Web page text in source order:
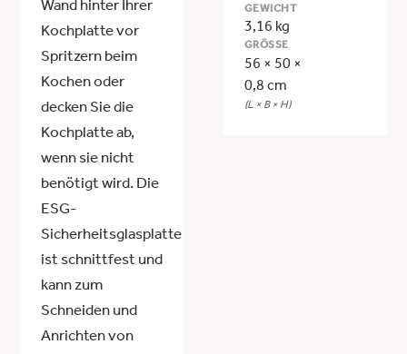
Wand hinter Ihrer
Kochplatte vor
Spritzern beim
Kochen oder
decken Sie die
Kochplatte ab,
wenn sie nicht
benötigt wird. Die
ESG-
Sicherheitsglasplatte
ist schnittfest und
kann zum
Schneiden und
Anrichten von
GEWICHT
3,16 kg
GRÖSSE
56 × 50 ×
0,8 cm
(L × B × H)